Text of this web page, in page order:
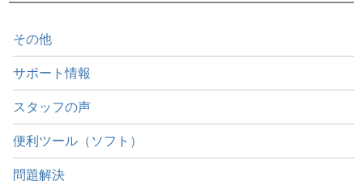
その他
サポート情報
スタッフの声
便利ツール（ソフト）
問題解決